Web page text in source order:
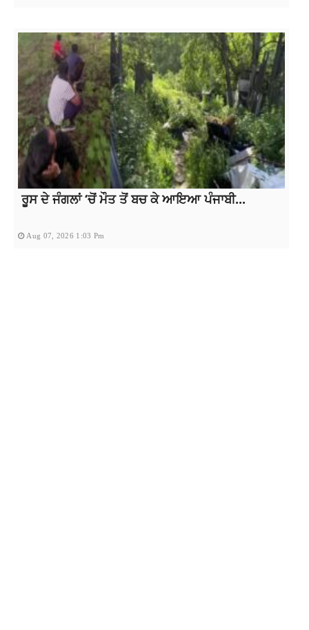
ਰੂਸ ਦੇ ਜੰਗਲਾਂ ‘ਚੋਂ ਮੌਤ ਤੋਂ ਬਚ ਕੇ ਆਇਆ ਪੰਜਾਬੀ...
Aug 07, 2026 1:03 Pm